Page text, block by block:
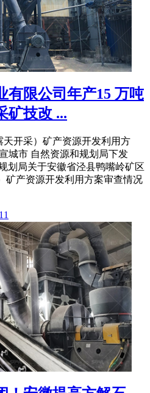
有限公司年产15 万吨
矿技改 ...
天开采）矿产资源开发利用方
城市 自然资源和规划局下发
划局关于安徽省泾县鸭嘴岭矿区
矿产资源开发利用方案审查情况